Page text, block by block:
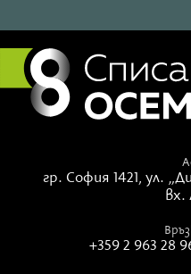
гр. София 1421, ул.
вх.
+359 2 963 28